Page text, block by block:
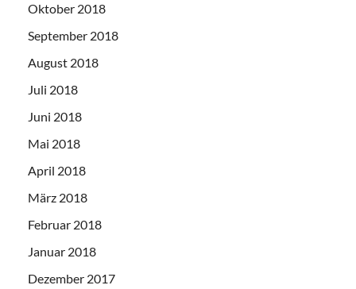
Oktober 2018
September 2018
August 2018
Juli 2018
Juni 2018
Mai 2018
April 2018
März 2018
Februar 2018
Januar 2018
Dezember 2017